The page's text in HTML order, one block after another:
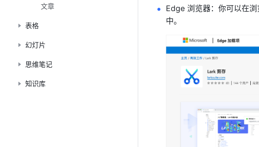
文章
表格
幻灯片
思维笔记
知识库
Edge 浏览器：你可以在
中。